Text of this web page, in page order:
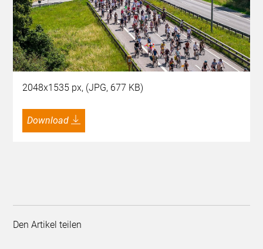
2048x1535 px, (JPG, 677 KB)
Download
Den Artikel teilen